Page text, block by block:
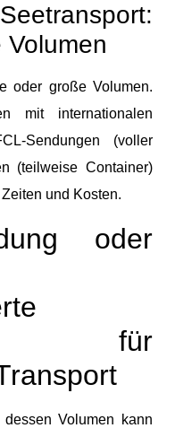
oder große Volumen.
mit internationalen
Sendungen (voller
(teilweise Container)
und Kosten.
oder
für
Volumen kann